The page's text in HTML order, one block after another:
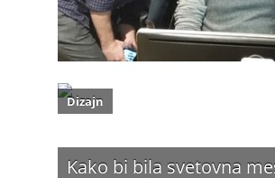
Kako bi bila svetovna
Dizajn